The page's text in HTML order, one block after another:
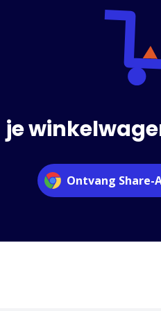
Ontvang Share-